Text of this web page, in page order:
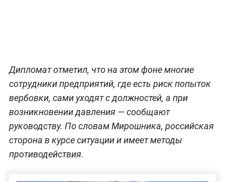
Дипломат отметил, что на этом фоне многие
сотрудники предприятий, где есть риск попыток
вербовки, сами уходят с должностей, а при
возникновении давления — сообщают
руководству. По словам Мирошника, российская
сторона в курсе ситуации и имеет методы
противодействия.